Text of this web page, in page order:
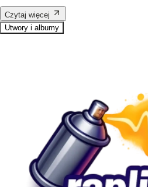
Czytaj więcej
Utwory i albumy